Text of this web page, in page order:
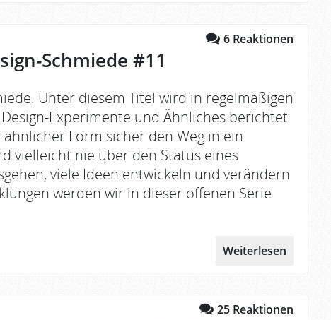
6 Reaktionen
Schmiede #11
Unter diesem Titel wird in regelmäßigen
Experimente und Ähnliches berichtet.
Form sicher den Weg in ein
vielleicht nie über den Status eines
viele Ideen entwickeln und verändern
werden wir in dieser offenen Serie
Weiterlesen
25 Reaktionen